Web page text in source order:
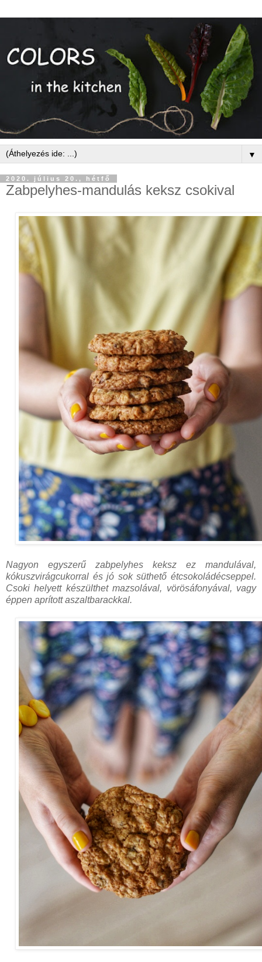
▼
2020. július 20., hétfő
Zabpelyhes-mandulás keksz csokival
Nagyon egyszerű zabpelyhes keksz ez mandulával,
kókuszvirágcukorral és jó sok süthető étcsokoládécseppel.
Csoki helyett készülthet mazsolával, vörösáfonyával, vagy
éppen aprított aszaltbarackkal.